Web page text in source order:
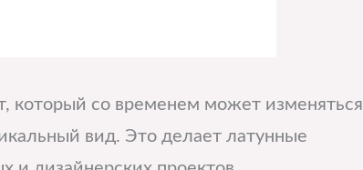
который со временем может изменяться
вид. Это делает латунные